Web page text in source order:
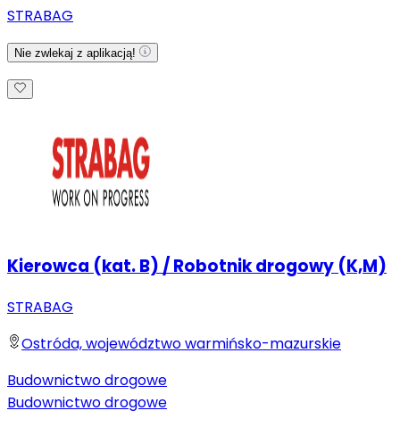
STRABAG
Nie zwlekaj z aplikacją!
Kierowca (kat. B) / Robotnik drogowy (K,M)
STRABAG
Ostróda, województwo warmińsko-mazurskie
Budownictwo drogowe
Budownictwo drogowe